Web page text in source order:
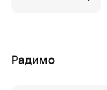
Радимо